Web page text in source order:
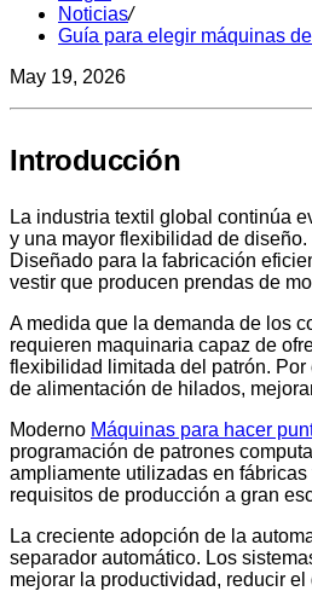
Noticias/
Guía para elegir máquinas
May 19, 2026
Introducción
La industria textil global continúa
y una mayor flexibilidad de
Diseñado para la fabricación
vestir que producen prendas de
A medida que la demanda de los
requieren maquinaria capaz de
flexibilidad limitada del patrón.
de alimentación de hilados,
Moderno Máquinas para hacer
programación de patrones
ampliamente utilizadas en
requisitos de producción a gran
La creciente adopción de la
separador automático. Los
mejorar la productividad, reducir